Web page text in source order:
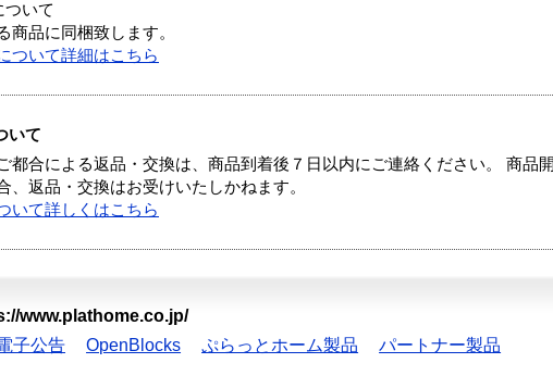
ついて
商品に同梱致します。
ついて詳細はこちら
いて
都合による返品・交換は、商品到着後７日以内にご連絡ください。 商品
、返品・交換はお受けいたしかねます。
いて詳しくはこちら
www.plathome.co.jp/
子公告 OpenBlocks ぷらっとホーム製品 パートナー製品